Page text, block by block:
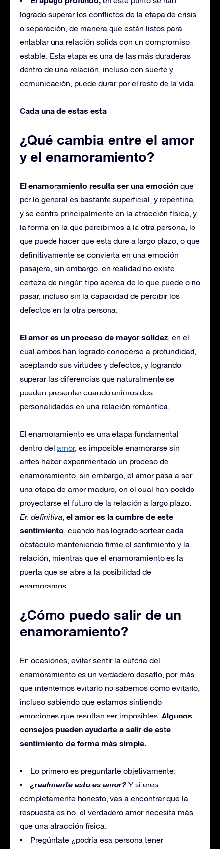
logrado superar los conflictos de la etapa de crisis
o separación, de manera que están listos para
entablar una relación solida con un compromiso
estable. Esta etapa es una de las más duraderas
dentro de una relación, incluso con suerte y
comunicación, puede durar por el resto de la vida.
Cada una de estas esta
¿Qué cambia entre el amor
y el enamoramiento?
El enamoramiento resulta ser una emoción que
por lo general es bastante superficial, y repentina,
y se centra principalmente en la atracción física, y
la forma en la que percibimos a la otra persona, lo
que puede hacer que esta dure a largo plazo, o que
definitivamente se convierta en una emoción
pasajera, sin embargo, en realidad no existe
certeza de ningún tipo acerca de lo que puede o no
pasar, incluso sin la capacidad de percibir los
defectos en la otra persona.
El amor es un proceso de mayor solidez, en el
cual ambos han logrado conocerse a profundidad,
aceptando sus virtudes y defectos, y logrando
superar las diferencias que naturalmente se
pueden presentar cuando unimos dos
personalidades en una relación romántica.
El enamoramiento es una etapa fundamental
dentro del amor, es imposible enamorarse sin
antes haber experimentado un proceso de
enamoramiento, sin embargo, el amor pasa a ser
una etapa de amor maduro, en el cual han podido
proyectarse el futuro de la relación a largo plazo.
En definitiva, el amor es la cumbre de este
sentimiento, cuando has logrado sortear cada
obstáculo manteniendo firme el sentimiento y la
relación, mientras que el enamoramiento es la
puerta que se abre a la posibilidad de
enamorarnos.
¿Cómo puedo salir de un
enamoramiento?
En ocasiones, evitar sentir la euforia del
enamoramiento es un verdadero desafío, por más
que intentemos evitarlo no sabemos cómo evitarlo,
incluso sabiendo que estamos sintiendo
emociones que resultan ser imposibles. Algunos
consejos pueden ayudarte a salir de este
sentimiento de forma más simple.
Lo primero es preguntarte objetivamente:
¿realmente esto es amor? Y si eres
completamente honesto, vas a encontrar que la
respuesta es no, el verdadero amor necesita más
que una atracción física.
Pregúntate ¿podría esa persona tener